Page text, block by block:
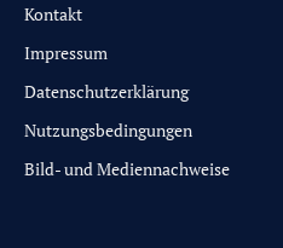
Kontakt
Impressum
Datenschutzerklärung
Nutzungsbedingungen
Bild- und Mediennachweise